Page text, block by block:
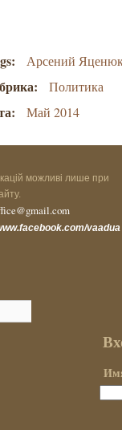
Арсений
Политика
Май 2014
можливі лише при
vaadua